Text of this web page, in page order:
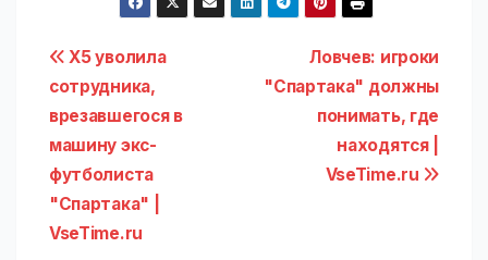
Навигация
по
записям
Ловчев: игроки
"Спартака" должны
понимать, где
находятся |
VseTime.ru
X5 уволила
сотрудника,
врезавшегося в
машину экс-
футболиста
"Спартака" |
VseTime.ru